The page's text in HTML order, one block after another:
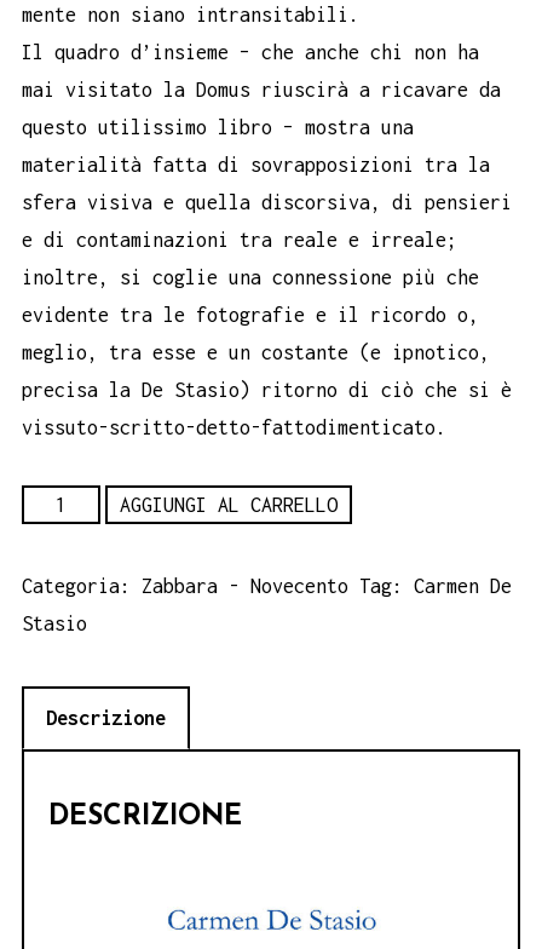
mente non siano intransitabili.
Il quadro d’insieme – che anche chi non ha
mai visitato la Domus riuscirà a ricavare da
questo utilissimo libro – mostra una
materialità fatta di sovrapposizioni tra la
sfera visiva e quella discorsiva, di pensieri
e di contaminazioni tra reale e irreale;
inoltre, si coglie una connessione più che
evidente tra le fotografie e il ricordo o,
meglio, tra esse e un costante (e ipnotico,
precisa la De Stasio) ritorno di ciò che si è
vissuto-scritto-detto-fattodimenticato.
Estetica
-
Carmen
Stasio
quantità
AGGIUNGI AL CARRELLO
Categoria: Zabbara - Novecento Tag: Carmen De
Stasio
Descrizione
DESCRIZIONE